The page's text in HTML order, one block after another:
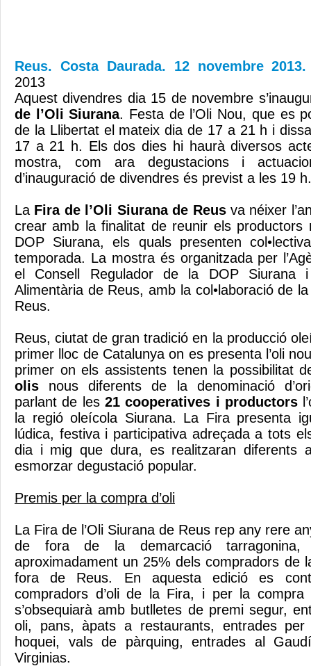
Reus. Costa Daurada. 12 novembre
2013
Aquest divendres dia 15 de novembre
de l’Oli Siurana. Festa de l’Oli Nou, que es
de la Llibertat el mateix dia de 17 a 21 h i
17 a 21 h. Els dos dies hi haurà diversos
mostra, com ara degustacions i
d’inauguració de divendres és previst a les 19 h.
La Fira de l’Oli Siurana de Reusva néixer
crear amb la finalitat de reunir els productors
DOP Siurana, els quals presenten
temporada. La mostra és organitzada per
el Consell Regulador de la DOP Siurana
Alimentària de Reus, amb la col•laboració de
Reus.
Reus, ciutat de gran tradició en la producció
primer lloc de Catalunya on es presenta l’oli
primer on els assistents tenen la possibilitat
olis nous diferents de la denominació
parlant de les21 cooperatives i productors
la regió oleícola Siurana. La Fira presenta
lúdica, festiva i participativa adreçada a tots
dia i mig que dura, es realitzaran diferents
esmorzar degustació popular.
Premis per la compra d’oli
La Fira de l’Oli Siurana de Reus rep any rere
de fora de la demarcació
aproximadament un 25% dels compradors de
fora de Reus. En aquesta edició es
compradors d’oli de la Fira, i per la compra
s’obsequiarà amb butlletes de premi segur,
oli, pans, àpats a restaurants, entrades
hoquei, vals de pàrquing, entrades al
Virginias.